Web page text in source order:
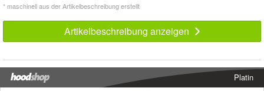
* maschinell aus der Artikelbeschreibung erstellt
Artikelbeschreibung anzeigen
Platin